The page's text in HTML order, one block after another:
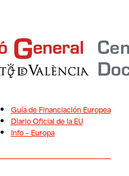
Guía de Financiación Europea
Diario Oficial de la EU
Info – Europa